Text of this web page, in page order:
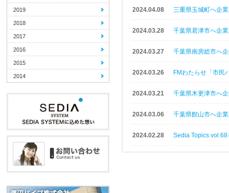
2024.04.08 三重県玉城町へ企
2024.03.28 千葉県君津市へ企
2024.03.27 千葉県南房総市へ
2024.03.26 FMわたらせ「市民
2024.03.21 千葉県木更津市へ
2024.03.06 千葉県館山市へ企
2024.02.28 Sedia Topics
2019
2018
2017
2016
2015
2014